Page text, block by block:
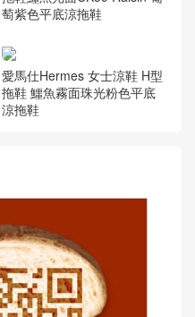
愛馬仕Hermes女士涼鞋 H型
拖鞋 鴕鳥皮 7C Cobalt珊瑚藍
平底涼拖鞋
愛馬仕Hermes女士涼鞋 H型
拖鞋鱷魚光面CK59 Raisin 葡